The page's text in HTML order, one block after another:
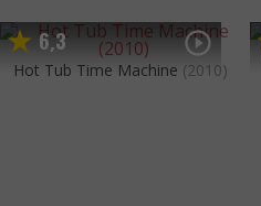
6,3
Hot Tub Time Machine (2010)